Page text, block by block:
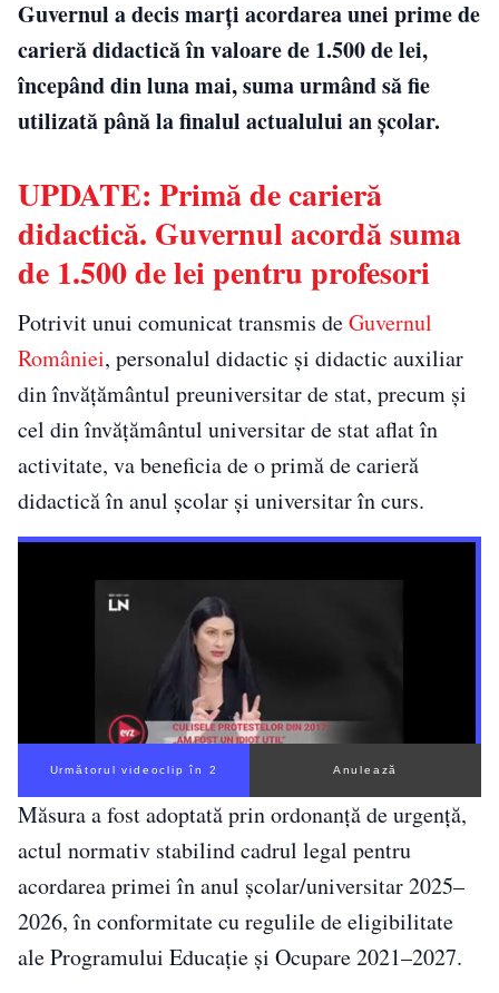
Guvernul a decis marți acordarea unei prime de
carieră didactică în valoare de 1.500 de lei,
începând din luna mai, suma urmând să fie
utilizată până la finalul actualului an școlar.
UPDATE: Primă de carieră
didactică. Guvernul acordă suma
de 1.500 de lei pentru profesori
Potrivit unui comunicat transmis deGuvernul
României, personalul didactic și didactic auxiliar
din învățământul preuniversitar de stat, precum și
cel din învățământul universitar de stat aflat în
activitate, va beneficia de o primă de carieră
didactică în anul școlar și universitar în curs.
Următorul videoclip în 1 Anulează
Măsura a fost adoptată prin ordonanță de urgență,
actul normativ stabilind cadrul legal pentru
acordarea primei în anul școlar/universitar 2025–
2026, în conformitate cu regulile de eligibilitate
ale Programului Educație și Ocupare 2021–2027.